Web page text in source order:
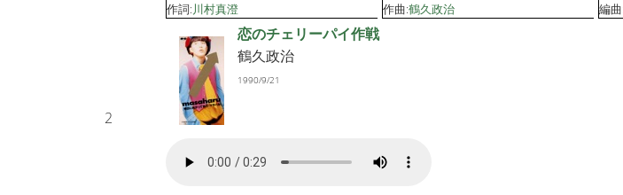
2
作詞:川村真澄 作曲:鶴久政治 編曲:
恋のチェリーパイ作戦
鶴久政治
1990/9/21